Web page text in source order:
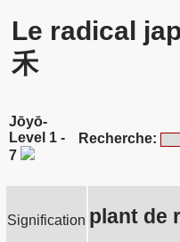
Le radical
禾
Jōyō-
Level 1 -
7
Recherche:
Signification plant de